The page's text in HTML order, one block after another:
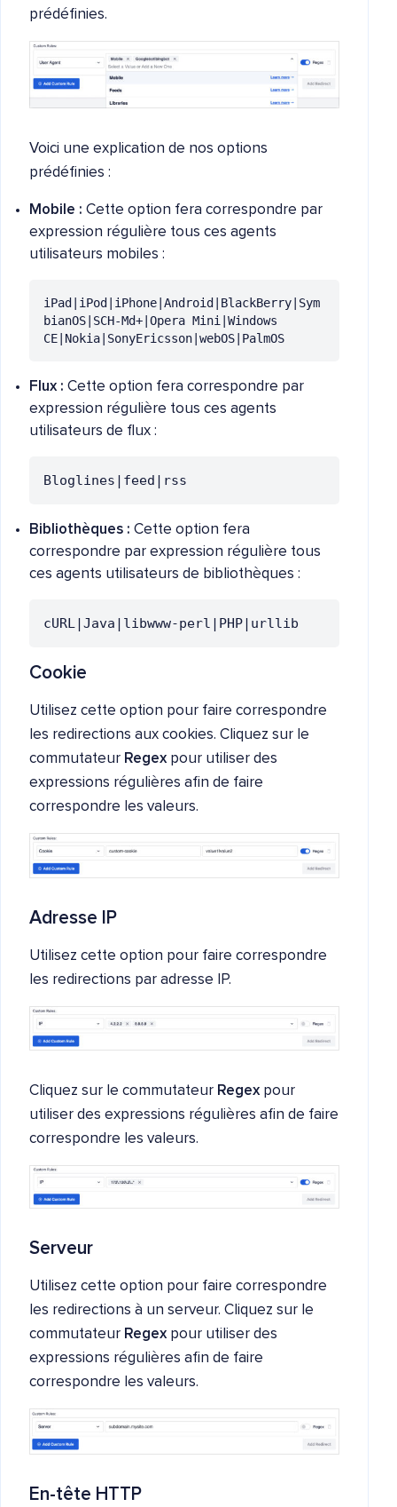
prédéfinies.
Voici une explication de nos options
prédéfinies :
Mobile : Cette option fera correspondre par
expression régulière tous ces agents
utilisateurs mobiles :
iPad|iPod|iPhone|Android|BlackBerry|Sym
bianOS|SCH-Md+|Opera Mini|Windows
CE|Nokia|SonyEricsson|webOS|PalmOS
Flux : Cette option fera correspondre par
expression régulière tous ces agents
utilisateurs de flux :
Bloglines|feed|rss
Bibliothèques : Cette option fera
correspondre par expression régulière tous
ces agents utilisateurs de bibliothèques :
cURL|Java|libwww-perl|PHP|urllib
Cookie
Utilisez cette option pour faire correspondre
les redirections aux cookies. Cliquez sur le
commutateur Regexpour utiliser des
expressions régulières afin de faire
correspondre les valeurs.
Adresse IP
Utilisez cette option pour faire correspondre
les redirections par adresse IP.
Cliquez sur le commutateur Regexpour
utiliser des expressions régulières afin de faire
correspondre les valeurs.
Serveur
Utilisez cette option pour faire correspondre
les redirections à un serveur. Cliquez sur le
commutateur Regexpour utiliser des
expressions régulières afin de faire
correspondre les valeurs.
En-tête HTTP